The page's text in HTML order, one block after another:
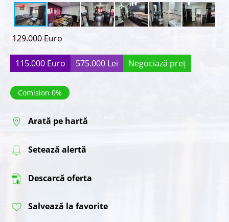
129.000 Euro
115.000 Euro 575.000 Lei Negociază preț
Comision 0%
Arată pe hartă
Setează alertă
Descarcă oferta
Salvează la favorite